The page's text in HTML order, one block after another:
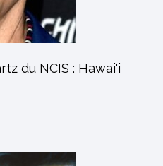
du NCIS : Hawai'i